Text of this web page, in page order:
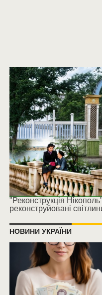
"Реконструкція
реконструйовані
НОВИНИ УКРАЇНИ